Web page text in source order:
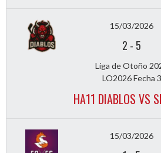
15/03/2026
2 - 5
Liga de Otoño
LO2026 Fecha 3
HA11 DIABLOS VS
15/03/2026